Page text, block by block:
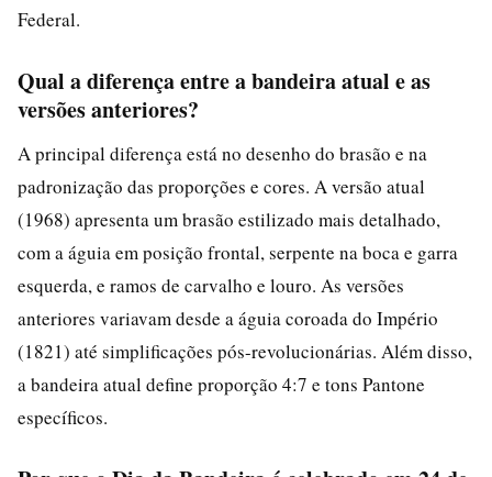
Federal.
Qual a diferença entre a bandeira atual e as
versões anteriores?
A principal diferença está no desenho do brasão e na
padronização das proporções e cores. A versão atual
(1968) apresenta um brasão estilizado mais detalhado,
com a águia em posição frontal, serpente na boca e garra
esquerda, e ramos de carvalho e louro. As versões
anteriores variavam desde a águia coroada do Império
(1821) até simplificações pós-revolucionárias. Além disso,
a bandeira atual define proporção 4:7 e tons Pantone
específicos.